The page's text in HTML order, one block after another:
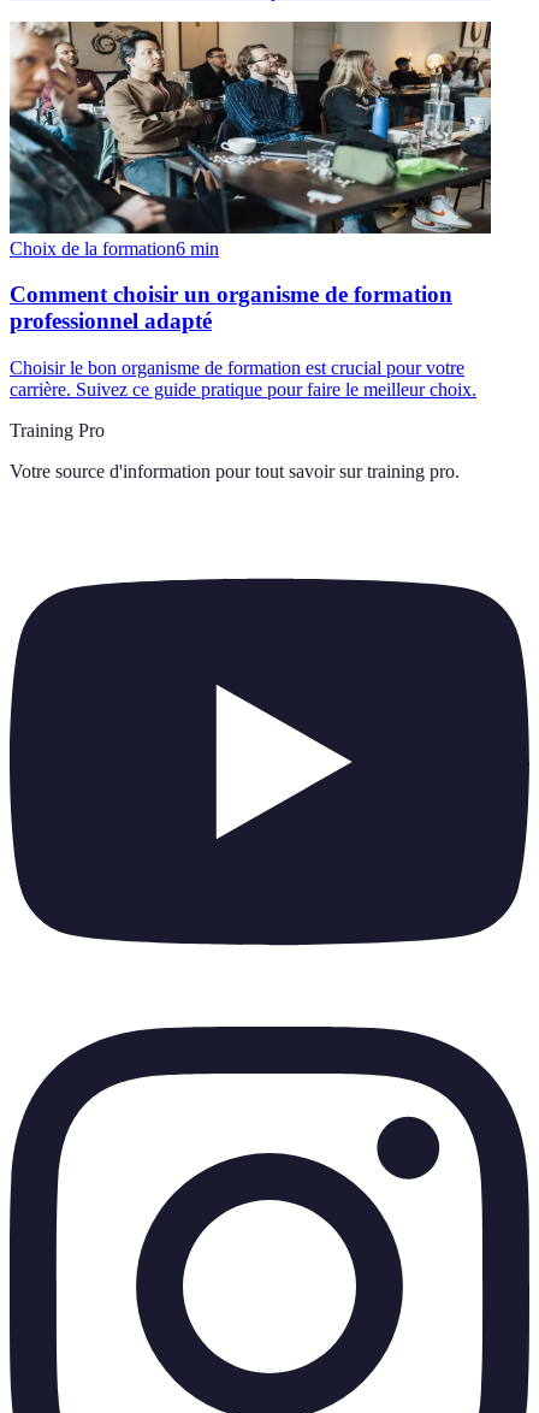
Choix de la formation6 min
Comment choisir un organisme de formation
professionnel adapté
Choisir le bon organisme de formation est crucial pour votre
carrière. Suivez ce guide pratique pour faire le meilleur choix.
Training Pro
Votre source d'information pour tout savoir sur training pro.